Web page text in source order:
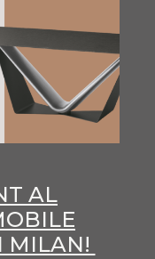
AL
MILAN!